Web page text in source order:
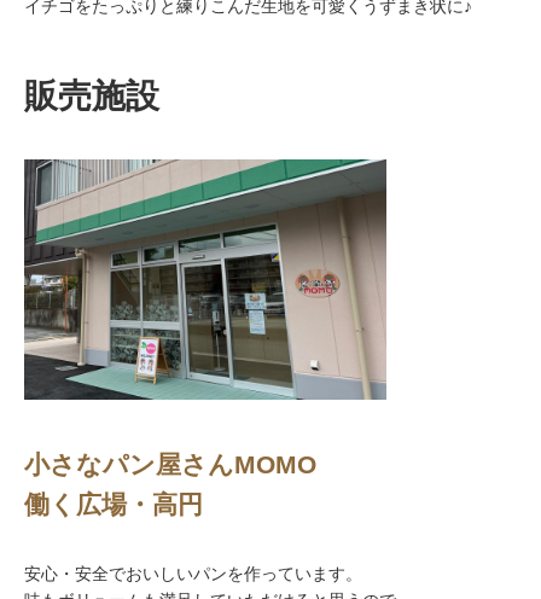
イチゴをたっぷりと練りこんだ生地を可愛くうずまき状に♪
販売施設
小さなパン屋さんMOMO
働く広場・高円
安心・安全でおいしいパンを作っています。